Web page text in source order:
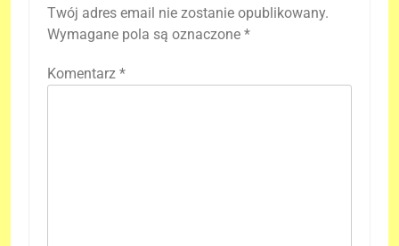
Twój adres email nie zostanie opublikowany.
Wymagane pola są oznaczone *
Komentarz *